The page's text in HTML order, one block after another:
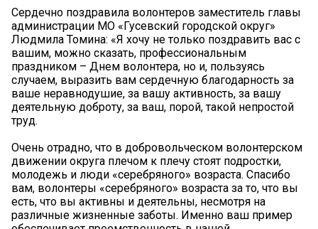
Сердечно поздравила волонтеров заместитель главы
администрации МО «Гусевский городской округ»
Людмила Томина: «Я хочу не только поздравить вас с
вашим, можно сказать, профессиональным
праздником – Днем волонтера, но и, пользуясь
случаем, выразить вам сердечную благодарность за
ваше неравнодушие, за вашу активность, за вашу
деятельную доброту, за ваш, порой, такой непростой
труд.
Очень отрадно, что в добровольческом волонтерском
движении округа плечом к плечу стоят подростки,
молодежь и люди «серебряного» возраста. Спасибо
вам, волонтеры «серебряного» возраста за то, что вы
есть, что вы активны и деятельны, несмотря на
различные жизненные заботы. Именно ваш пример